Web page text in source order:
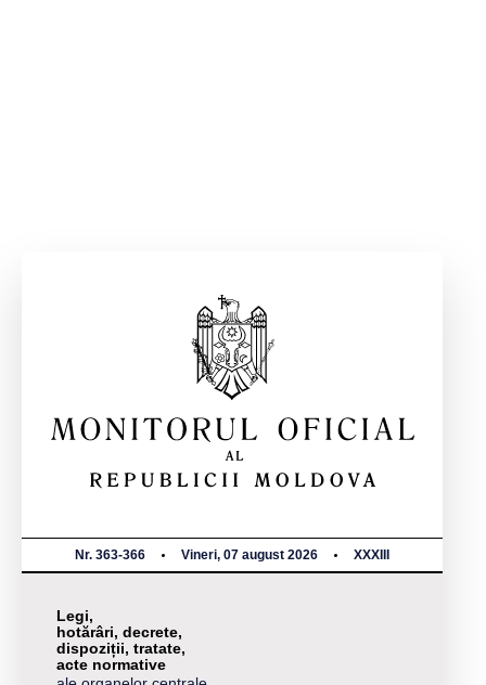
Nr. 363-366 Vineri, 07 august 2026 XXXIII
Legi,
hotărâri, decrete,
dispoziții, tratate,
acte normative